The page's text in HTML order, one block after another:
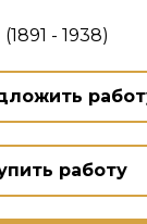
(1891 - 1938)
работу